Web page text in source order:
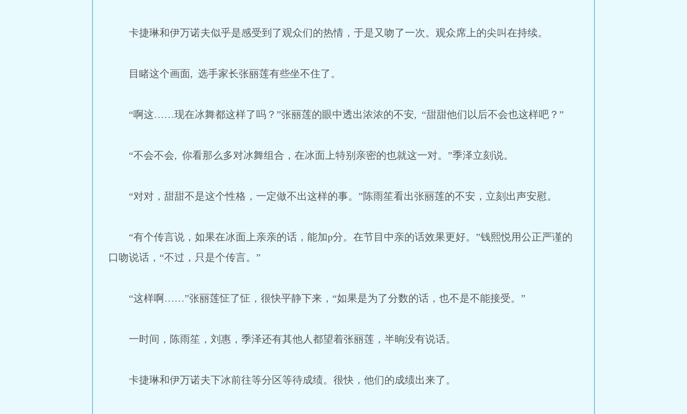
卡捷琳和伊万诺夫似乎是感受到了观众们的热情，于是又吻了一次。观众席上的尖叫在持续。
目睹这个画面, 选手家长张丽莲有些坐不住了。
“啊这……现在冰舞都这样了吗？”张丽莲的眼中透出浓浓的不安, “甜甜他们以后不会也这样吧？”
“不会不会, 你看那么多对冰舞组合，在冰面上特别亲密的也就这一对。”季泽立刻说。
“对对，甜甜不是这个性格，一定做不出这样的事。”陈雨笙看出张丽莲的不安，立刻出声安慰。
“有个传言说，如果在冰面上亲亲的话，能加p分。在节目中亲的话效果更好。”钱熙悦用公正严谨的
口吻说话，“不过，只是个传言。”
“这样啊……”张丽莲怔了怔，很快平静下来，“如果是为了分数的话，也不是不能接受。”
一时间，陈雨笙，刘惠，季泽还有其他人都望着张丽莲，半晌没有说话。
卡捷琳和伊万诺夫下冰前往等分区等待成绩。很快，他们的成绩出来了。